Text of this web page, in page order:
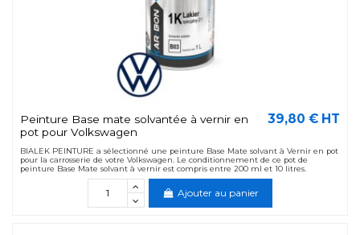
Peinture Base mate solvantée à vernir en
pot pour Volkswagen
39,80 € HT
BIALEK PEINTURE a sélectionné une peinture Base Mate solvant à Vernir en pot
pour la carrosserie de votre Volkswagen. Le conditionnement de ce pot de
peinture Base Mate solvant à vernir est compris entre 200 ml et 10 litres.
Ajouter au panier